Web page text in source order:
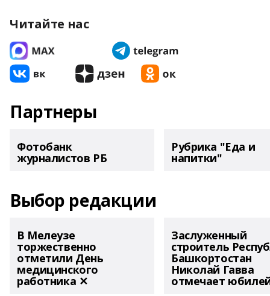
Читайте нас
Партнеры
Фотобанк
журналистов РБ
Рубрика "Еда и
напитки"
Выбор редакции
В Мелеузе
торжественно
отметили День
медицинского
работника ✕
Заслуженный
строитель
Башкортостан
Николай Гавва
отмечает